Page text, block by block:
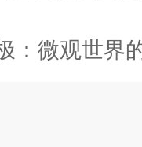
：微观世界